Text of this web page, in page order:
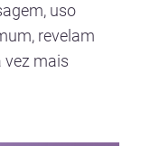
uso
revelam
vez mais